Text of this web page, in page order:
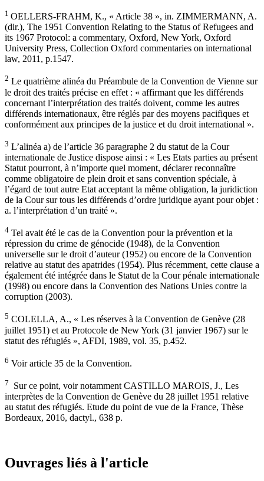
1 OELLERS-FRAHM, K., « Article 38 », in. ZIMMERMANN, A.
(dir.), The 1951 Convention Relating to the Status of Refugees and
its 1967 Protocol: a commentary, Oxford, New York, Oxford
University Press, Collection Oxford commentaries on international
law, 2011, p.1547.
2 Le quatrième alinéa du Préambule de la Convention de Vienne sur
le droit des traités précise en effet : « affirmant que les différends
concernant l’interprétation des traités doivent, comme les autres
différends internationaux, être réglés par des moyens pacifiques et
conformément aux principes de la justice et du droit international ».
3 L’alinéa a) de l’article 36 paragraphe 2 du statut de la Cour
internationale de Justice dispose ainsi : « Les Etats parties au présent
Statut pourront, à n’importe quel moment, déclarer reconnaître
comme obligatoire de plein droit et sans convention spéciale, à
l’égard de tout autre Etat acceptant la même obligation, la juridiction
de la Cour sur tous les différends d’ordre juridique ayant pour objet :
a. l’interprétation d’un traité ».
4 Tel avait été le cas de la Convention pour la prévention et la
répression du crime de génocide (1948), de la Convention
universelle sur le droit d’auteur (1952) ou encore de la Convention
relative au statut des apatrides (1954). Plus récemment, cette clause a
également été intégrée dans le Statut de la Cour pénale internationale
(1998) ou encore dans la Convention des Nations Unies contre la
corruption (2003).
5 COLELLA, A., « Les réserves à la Convention de Genève (28
juillet 1951) et au Protocole de New York (31 janvier 1967) sur le
statut des réfugiés », AFDI, 1989, vol. 35, p.452.
6 Voir article 35 de la Convention.
7
Sur ce point, voir notamment CASTILLO MAROIS, J., Les
interprètes de la Convention de Genève du 28 juillet 1951 relative
au statut des réfugiés. Etude du point de vue de la France, Thèse
Bordeaux, 2016, dactyl., 638 p.
Ouvrages liés à l'article